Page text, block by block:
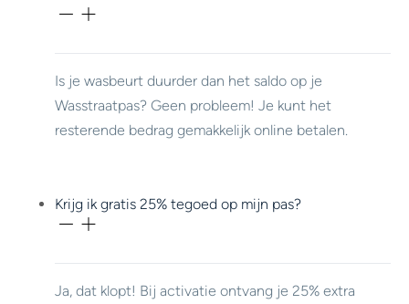
Is je wasbeurt duurder dan het saldo op je
Wasstraatpas? Geen probleem! Je kunt het
resterende bedrag gemakkelijk online betalen.
Krijg ik gratis 25% tegoed op mijn pas?
Ja, dat klopt! Bij activatie ontvang je 25% extra